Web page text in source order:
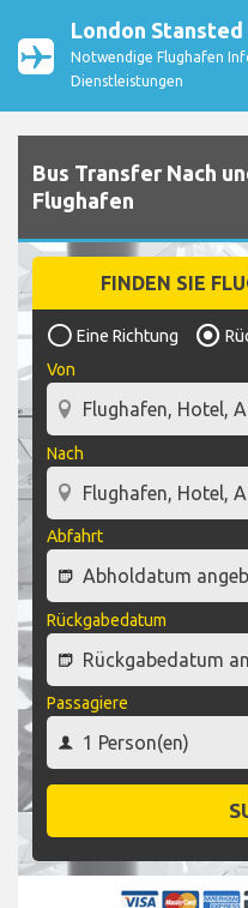
London
Notwendige Flughafen
Dienstleistungen
Bus Transfer Nach
Flughafen
FINDEN SIE
Eine Richtung
Von
Nach
Abfahrt
Rückgabedatum
Passagiere